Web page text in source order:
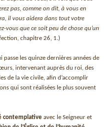
pas, comme on dit, à vous en
il vous aidera dans tout votre
vous que ce soit peu de chose qu’un
chapitre 26, 1.)
passe les quinze dernières années de
intervenant auprès du roi, des
de la vie civile, afin d’accomplir
qui sont réalisées le plus souvent
contemplative avec le Seigneur et